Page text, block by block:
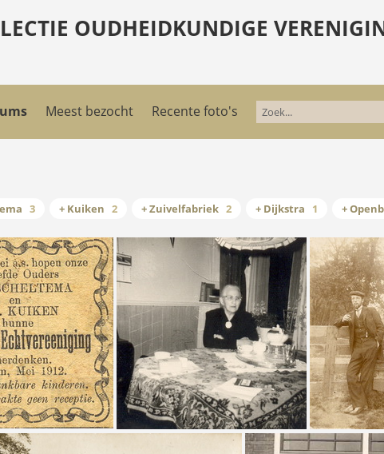
OUDHEIDKUNDIGE
Meest bezocht Recente foto's
3 + Kuiken 2 + Zuivelfabriek 2 + Dijkstra 1 +